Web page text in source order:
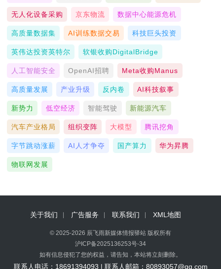
无人化设备采购 京东物流 数据中心能源危机
高质量数据集 AI训练数据交易 科技巨头投资
英伟达投资英特尔 软银收购DigitalBridge
人工智能安全 OpenAI招聘 Meta收购Manus
高质量发展 产业升级 反内卷 AI科技叙事
新势力 低空经济 智能驾驶 新能源汽车
汽车产业格局 组织变阵 大模型 腾讯挖角
字节跳动涨薪 AI人才争夺 国产算力 华为昇腾
物联网发展
关于我们 广告服务 联系我们 XML地图
© 2025-2026 辰飞雨新媒体情报驿站 版权所有
沪ICP备2025136253号-34
如有信息侵犯了您的权益，请告知，本站将立刻删除。
联系人电话：18691394093 | 联系人邮箱：80893057@qq.com